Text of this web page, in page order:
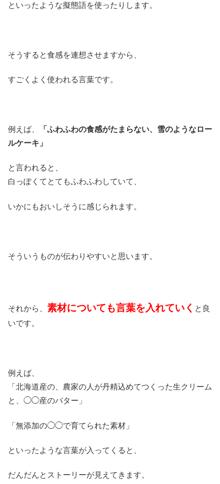
といったような擬態語を使ったりします。
そうすると食感を連想させますから、
すごくよく使われる言葉です。
例えば、
「ふわふわの食感がたまらない、雪のようなロー
ルケーキ」
と言われると、
白っぽくてとてもふわふわしていて、
いかにもおいしそうに感じられます。
そういうものが伝わりやすいと思います。
それから、 素材についても言葉を入れていく と良
いです。
例えば、
「北海道産の、農家の人が丹精込めてつくった生クリーム
と、◯◯産のバター」
「無添加の◯◯で育てられた素材」
といったような言葉が入ってくると、
だんだんとストーリーが見えてきます。